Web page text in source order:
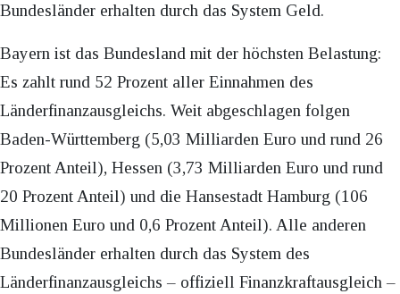
Bundesländer erhalten durch das System Geld.
Bayern ist das Bundesland mit der höchsten Belastung:
Es zahlt rund 52 Prozent aller Einnahmen des
Länderfinanzausgleichs. Weit abgeschlagen folgen
Baden-Württemberg (5,03 Milliarden Euro und rund 26
Prozent Anteil), Hessen (3,73 Milliarden Euro und rund
20 Prozent Anteil) und die Hansestadt Hamburg (106
Millionen Euro und 0,6 Prozent Anteil). Alle anderen
Bundesländer erhalten durch das System des
Länderfinanzausgleichs – offiziell Finanzkraftausgleich –